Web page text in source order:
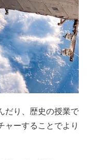
だり、歴史の授業で
ャーすることでより